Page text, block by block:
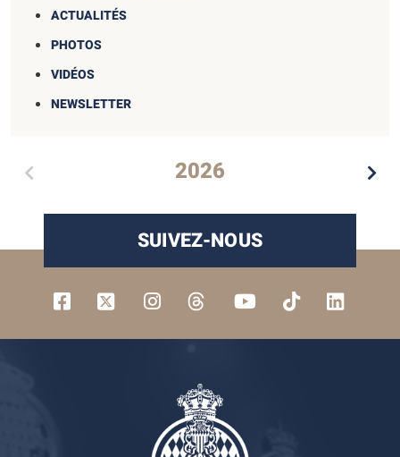
ACTUALITÉS
PHOTOS
VIDÉOS
NEWSLETTER
2026
SUIVEZ-NOUS